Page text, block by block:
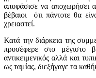
αποφάσισε να αποχωρήσει
βέβαιοι ότι πάντοτε θα
χρειαστεί.
Κατά την διάρκεια της
προσέφερε στο μέγιστο
αντικειμενικός αλλά και
ως ταμίας, διεξήγαγε τα